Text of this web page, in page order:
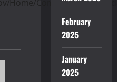
Home/Components/
February
2025
January
2025